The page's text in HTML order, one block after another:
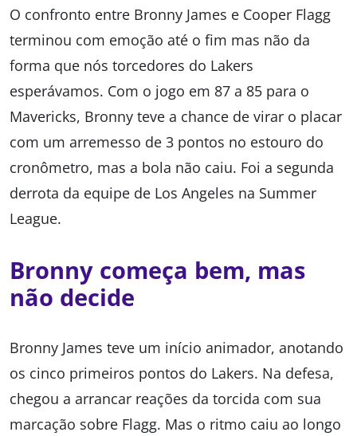
O confronto entre Bronny James e Cooper Flagg
terminou com emoção até o fim mas não da
forma que nós torcedores do Lakers
esperávamos. Com o jogo em 87 a 85 para o
Mavericks, Bronny teve a chance de virar o placar
com um arremesso de 3 pontos no estouro do
cronômetro, mas a bola não caiu. Foi a segunda
derrota da equipe de Los Angeles na Summer
League.
Bronny começa bem, mas
não decide
Bronny James teve um início animador, anotando
os cinco primeiros pontos do Lakers. Na defesa,
chegou a arrancar reações da torcida com sua
marcação sobre Flagg. Mas o ritmo caiu ao longo